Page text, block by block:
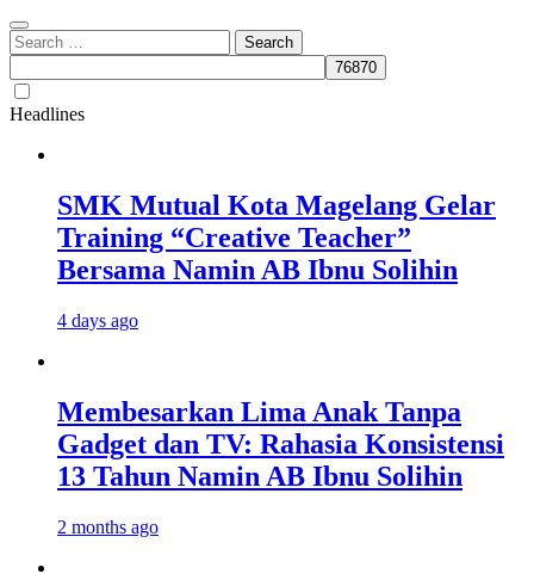
Search
for:
Headlines
SMK Mutual Kota Magelang Gelar
Training “Creative Teacher”
Bersama Namin AB Ibnu Solihin
4 days ago
Membesarkan Lima Anak Tanpa
Gadget dan TV: Rahasia Konsistensi
13 Tahun Namin AB Ibnu Solihin
2 months ago